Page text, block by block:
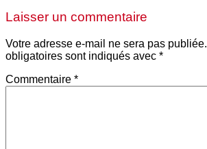
Laisser un commentaire
Votre adresse e-mail ne sera pas publiée.
obligatoires sont indiqués avec *
Commentaire *